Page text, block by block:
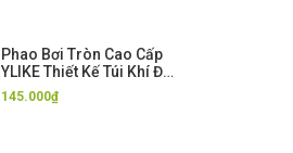
Phao Bơi Tròn Cao Cấp
YLIKE Thiết Kế Túi Khí Đôi
An Toàn Chống Lật Cho
Người Lớn - Tặng Kèm
145.000₫